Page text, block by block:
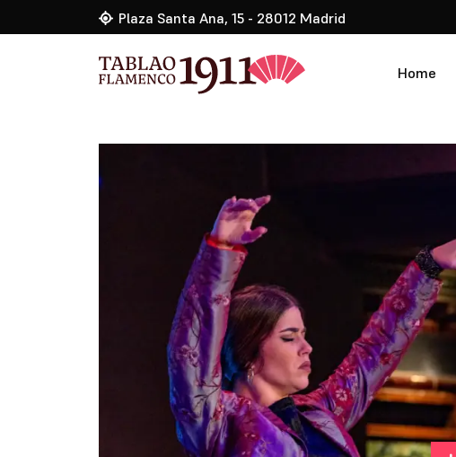
Plaza Santa Ana, 15 - 28012 Madrid
Home